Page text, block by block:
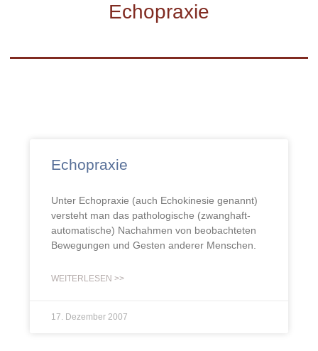
Echopraxie
Echopraxie
Unter Echopraxie (auch Echokinesie genannt)
versteht man das pathologische (zwanghaft-
automatische) Nachahmen von beobachteten
Bewegungen und Gesten anderer Menschen.
WEITERLESEN >>
17. Dezember 2007